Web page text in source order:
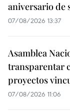
aniversario de
07/08/2026 13:37
Asamblea
transparentar
proyectos
07/08/2026 11:06